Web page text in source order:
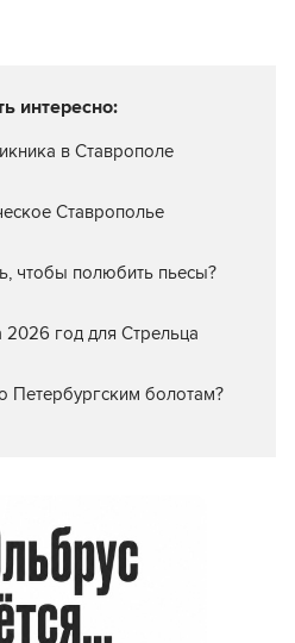
интересно:
в Ставрополе
Ставрополье
чтобы полюбить пьесы?
2026 год для Стрельца
Петербургским болотам?